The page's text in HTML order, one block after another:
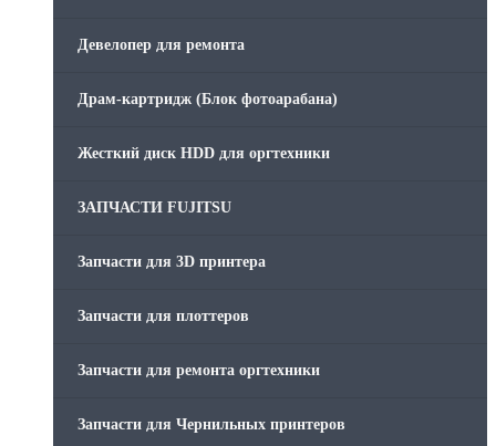
Девелопер для ремонта
Драм-картридж (Блок фотоарабана)
Жесткий диск HDD для оргтехники
ЗАПЧАСТИ FUJITSU
Запчасти для 3D принтера
Запчасти для плоттеров
Запчасти для ремонта оргтехники
Запчасти для Чернильных принтеров